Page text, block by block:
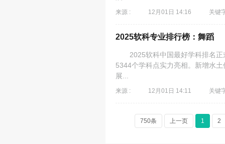
来源 : 12月01日 14:16 关键
2025软科专业排行榜：舞蹈
2025软科中国最好学科排名正
5344个学科点实力亮相。新增水
展...
来源 : 12月01日 14:11 关键
750条 上一页 1 2